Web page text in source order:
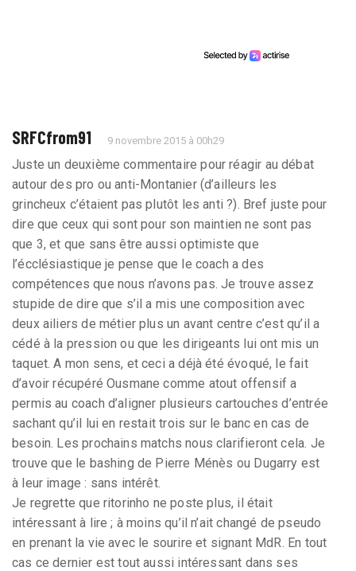
SRFCfrom91 9 novembre 2015 à 00h29
Juste un deuxième commentaire pour réagir au débat
autour des pro ou anti-Montanier (d’ailleurs les
grincheux c’étaient pas plutôt les anti ?). Bref juste pour
dire que ceux qui sont pour son maintien ne sont pas
que 3, et que sans être aussi optimiste que
l’écclésiastique je pense que le coach a des
compétences que nous n’avons pas. Je trouve assez
stupide de dire que s’il a mis une composition avec
deux ailiers de métier plus un avant centre c’est qu’il a
cédé à la pression ou que les dirigeants lui ont mis un
taquet. A mon sens, et ceci a déjà été évoqué, le fait
d’avoir récupéré Ousmane comme atout offensif a
permis au coach d’aligner plusieurs cartouches d’entrée
sachant qu’il lui en restait trois sur le banc en cas de
besoin. Les prochains matchs nous clarifieront cela. Je
trouve que le bashing de Pierre Ménès ou Dugarry est
à leur image : sans intérêt.
Je regrette que ritorinho ne poste plus, il était
intéressant à lire ; à moins qu’il n’ait changé de pseudo
en prenant la vie avec le sourire et signant MdR. En tout
cas ce dernier est tout aussi intéressant dans ses